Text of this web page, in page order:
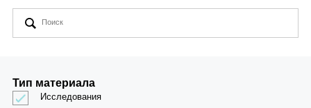
Contact us
Тип материала
Исследования